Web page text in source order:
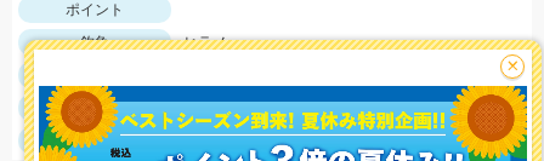
ポイント
釣魚
ヒラメ
釣果
ヒラメ2匹
サイズ
ヒラメ～47ｃｍ
×